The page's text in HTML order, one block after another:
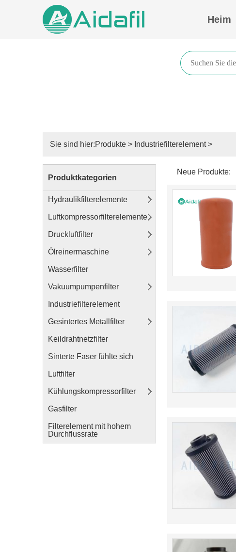
Heim
Sie sind hier:Produkte > Industriefilterelement>
Produktkategorien
Hydraulikfilterelemente
Luftkompressorfilterelemente
Druckluftfilter
Ölreinermaschine
Wasserfilter
Vakuumpumpenfilter
Industriefilterelement
Gesintertes Metallfilter
Keildrahtnetzfilter
Sinterte Faser fühlte sich
Luftfilter
Kühlungskompressorfilter
Gasfilter
Filterelement mit hohem
Durchflussrate
Neue Produkte: